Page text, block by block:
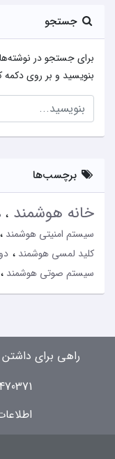
جستجو
برای جستجو در
بنویسید و بر روی دکمه
برچسب‌ها
خانه هوشمند
سیستم امنیتی هوشمند
کلید لمسی هوشمند
سیستم صوتی هوشمند
راهی برای
02122470371 -